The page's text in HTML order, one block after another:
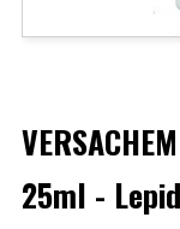
25ml -